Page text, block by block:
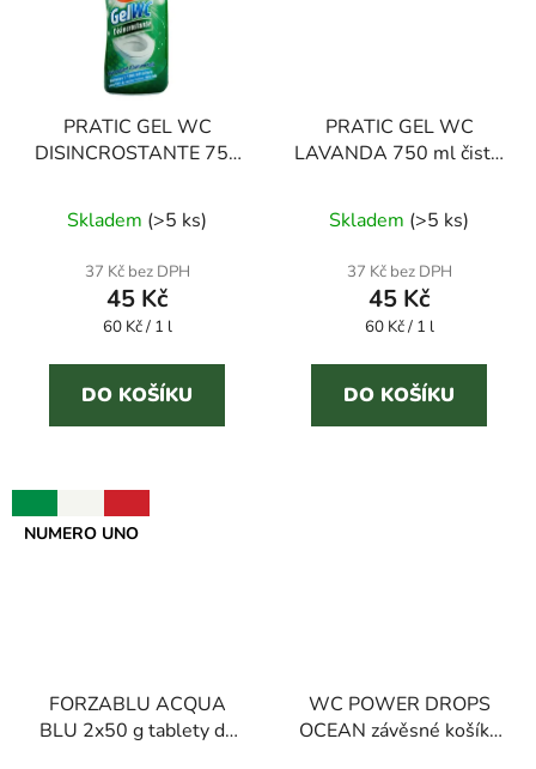
PRATIC GEL WC
DISINCROSTANTE 750
hodnocení
produktu
je
4,7
z
5
hvězdiček.
Skladem (>5 ks)
37 Kč bez DPH
45 Kč
Měrná
60 Kč / 1 l
DO KOŠÍKU
PRATIC GEL WC
LAVANDA 750 ml čistič
Skladem (>5 ks)
37 Kč bez DPH
45 Kč
Měrná
60 Kč / 1 l
DO KOŠÍKU
NUMERO UNO
FORZABLU ACQUA
BLU 2x50 g tablety do
WC POWER DROPS
OCEAN závěsné košíky